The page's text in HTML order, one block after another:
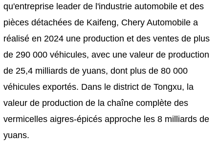
qu'entreprise leader de l'industrie automobile et des
pièces détachées de Kaifeng, Chery Automobile a
réalisé en 2024 une production et des ventes de plus
de 290 000 véhicules, avec une valeur de production
de 25,4 milliards de yuans, dont plus de 80 000
véhicules exportés. Dans le district de Tongxu, la
valeur de production de la chaîne complète des
vermicelles aigres-épicés approche les 8 milliards de
yuans.